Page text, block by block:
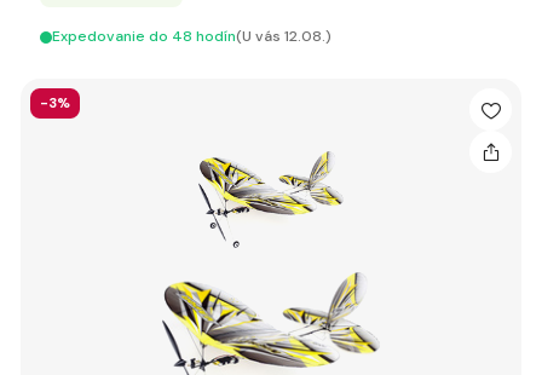
Expedovanie do 48 hodín(U vás 12.08.)
-3%